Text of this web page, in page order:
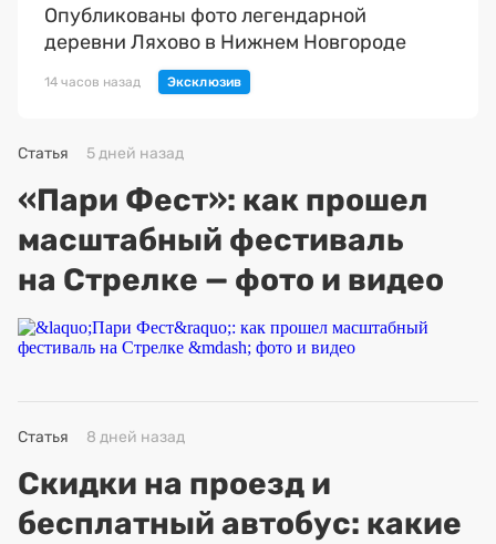
Опубликованы фото легендарной
деревни Ляхово в Нижнем Новгороде
14 часов назад
Статья 5 дней назад
«Пари Фест»: как прошел
масштабный фестиваль
на Стрелке — фото и видео
Статья 8 дней назад
Скидки на проезд и
бесплатный автобус: какие